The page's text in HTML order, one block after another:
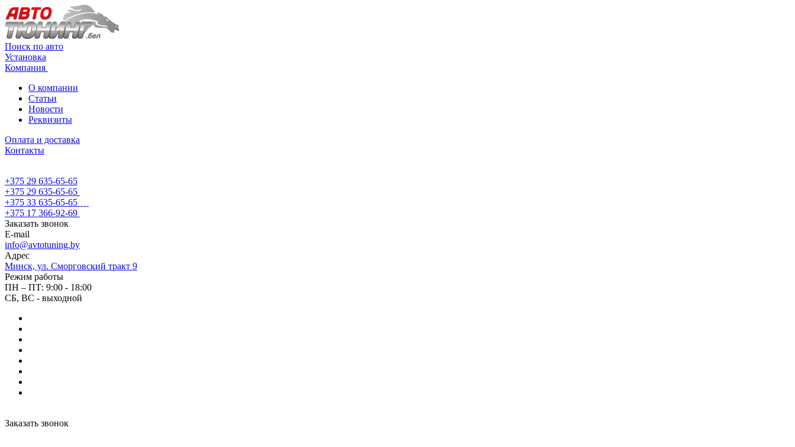
Поиск по авто
Установка
Компания
О компании
Статьи
Новости
Реквизиты
Оплата и доставка
Контакты
+375 29 635-65-65
+375 29 635-65-65
+375 33 635-65-65
+375 17 366-92-69
Заказать звонок
E-mail
info@avtotuning.by
Адрес
Минск, ул. Сморговский тракт 9
Режим работы
ПН – ПТ: 9:00 - 18:00
СБ, ВС - выходной
Заказать звонок